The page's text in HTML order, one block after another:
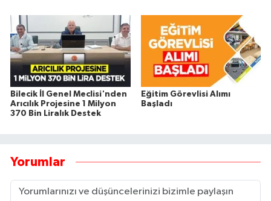
Bilecik İl Genel Meclisi'nden
Arıcılık Projesine 1 Milyon
370 Bin Liralık Destek
Eğitim Görevlisi Alımı
Başladı
Yorumlar